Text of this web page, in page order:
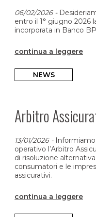
06/02/2026-
entro il 1° giugno 2026
incorporata in Banco
continua a leggere
NEWS
Arbitro
13/01/2026- Informiamo
operativo l’Arbitro
di risoluzione
consumatori e le
assicurativi.
continua a leggere